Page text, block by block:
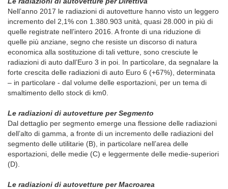
Nell’anno 2017 le radiazioni di autovetture hanno visto un leggero
incremento del 2,1% con 1.380.903 unità, quasi 28.000 in più di
quelle registrate nell’intero 2016. A fronte di una riduzione di
quelle più anziane, segno che resiste un discorso di natura
economica alla sostituzione di tali vetture, sono cresciute le
radiazioni di auto dall’Euro 3 in poi. In particolare, da segnalare la
forte crescita delle radiazioni di auto Euro 6 (+67%), determinata
– in particolare - dal volume delle esportazioni, per un tema di
smaltimento dello stock di km0.
Le radiazioni di autovetture per Segmento
Dal dettaglio per segmento emerge una flessione delle radiazioni
dell’alto di gamma, a fronte di un incremento delle radiazioni del
segmento delle utilitarie (B), in particolare nell’area delle
esportazioni, delle medie (C) e leggermente delle medie-superiori
(D).
Le radiazioni di autovetture per Macroarea